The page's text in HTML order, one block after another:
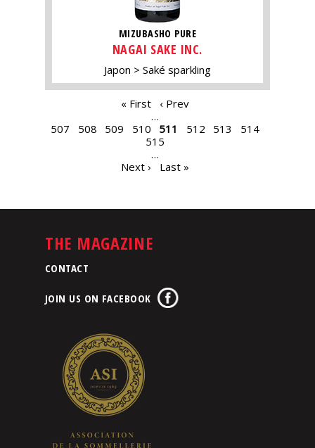
MIZUBASHO PURE
NAGAI SAKE INC.
Japon Saké sparkling
« First
‹ Prev
…
507
508 509 510 511 512 513
514
515
…
Next ›
Last »
THE MAGAZINE
CONTACT
JOIN US ON FACEBOOK